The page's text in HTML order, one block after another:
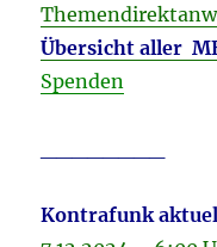
Übersicht aller
Spenden
Kontrafunk